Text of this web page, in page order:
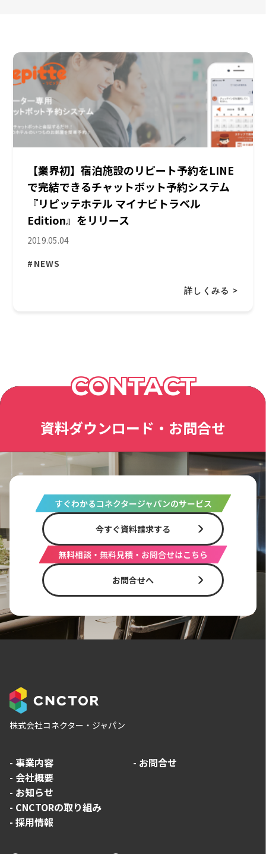
【業界初】宿泊施設のリピート予約をLINE
で完結できるチャットボット予約システム
『リピッテホテル マイナビトラベル
Edition』をリリース
2019.05.04
#NEWS
詳しくみる >
CONTACT
資料ダウンロード・お問合せ
すぐわかるコネクタージャパンのサービス
今すぐ資料請求する
無料相談・無料見積・お問合せはこちら
お問合せへ
株式会社コネクター・ジャパン
- 事業内容
- 会社概要
- お知らせ
- CNCTORの取り組み
- 採用情報
- お問合せ